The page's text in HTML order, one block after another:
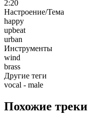
2:20
Настроение/Тема
happy
upbeat
urban
Инструменты
wind
brass
Другие теги
vocal - male
Похожие треки